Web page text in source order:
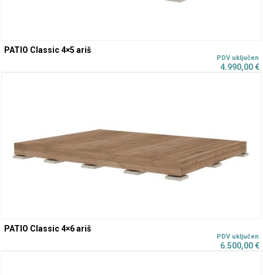
PATIO Classic 4×5 ariš
4.990,00€
PATIO Classic 4×6 ariš
6.500,00€